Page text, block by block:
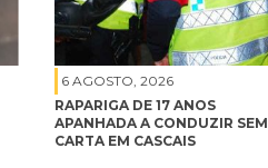
6 AGOSTO, 2026
RAPARIGA DE 17 ANOS
APANHADA A CONDUZIR SEM
CARTA EM CASCAIS